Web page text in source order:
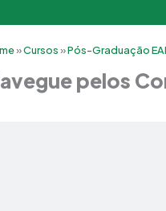
»Cursos»Pós-Graduação
pelos